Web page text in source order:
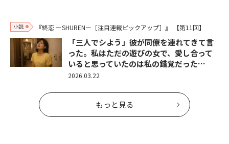
小説 『終恋 ーSHURENー［注目連載ピックアップ］』 【第11回】
「三人でシよう」彼が同僚を連れてきて言
った。私はただの遊びの女で、愛し合って
いると思っていたのは私の錯覚だった…
2026.03.22
もっと見る